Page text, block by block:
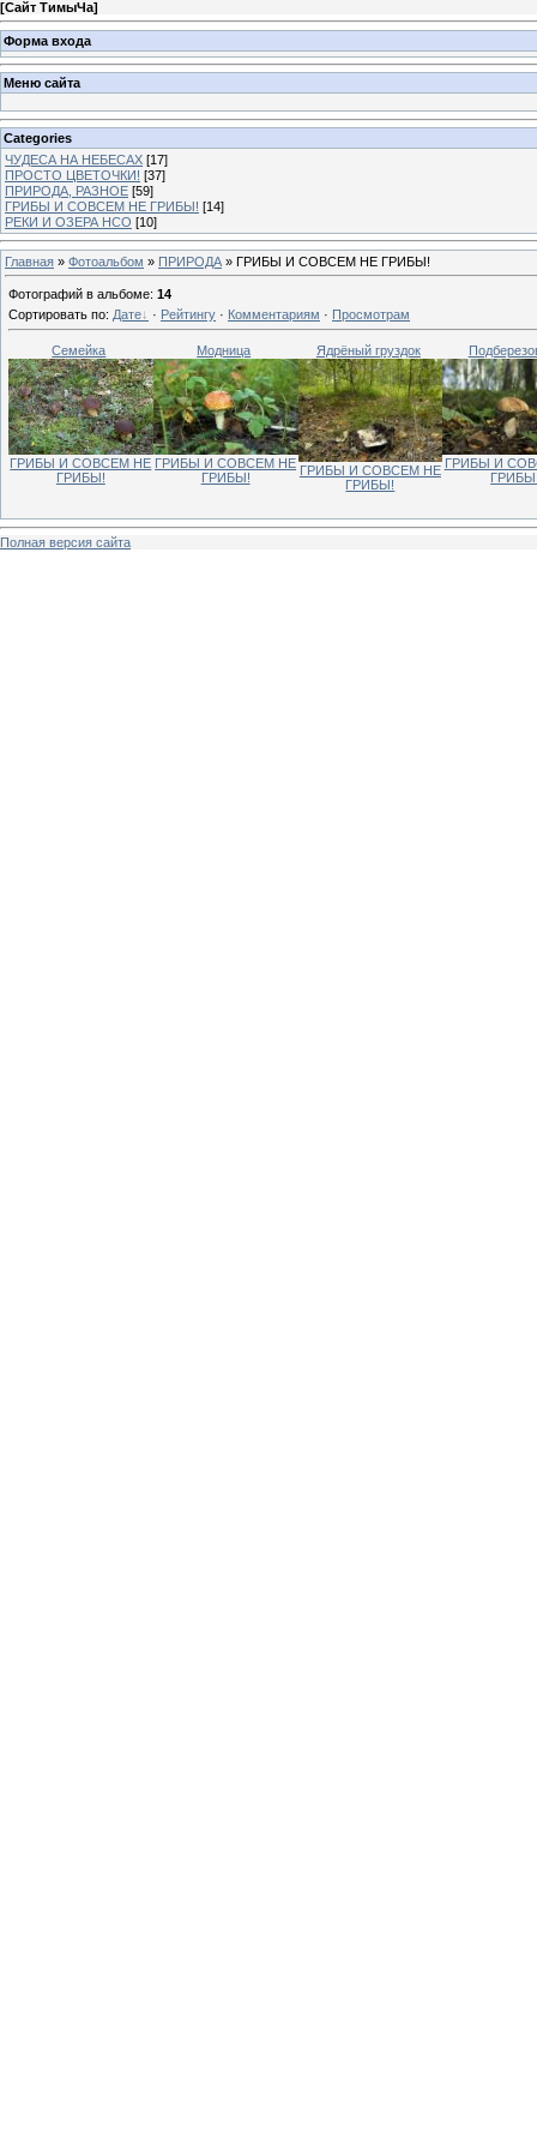
[Сайт ТимыЧа]
Форма входа
Меню сайта
Categories
ЧУДЕСА НА НЕБЕСАХ [17]
ПРОСТО ЦВЕТОЧКИ! [37]
ПРИРОДА, РАЗНОЕ [59]
ГРИБЫ И СОВСЕМ НЕ ГРИБЫ! [14]
РЕКИ И ОЗЕРА НСО [10]
Главная » Фотоальбом » ПРИРОДА » ГРИБЫ И СОВСЕМ НЕ ГРИБЫ!
Фотографий в альбоме: 14
Сортировать по: Дате · Рейтингу · Комментариям · Просмотрам
Семейка
ГРИБЫ И СОВСЕМ НЕ
ГРИБЫ!
Модница
ГРИБЫ И СОВСЕМ НЕ
ГРИБЫ!
Ядрёный груздок
ГРИБЫ И СОВСЕМ НЕ
ГРИБЫ!
ГРИБЫ И
Полная версия сайта